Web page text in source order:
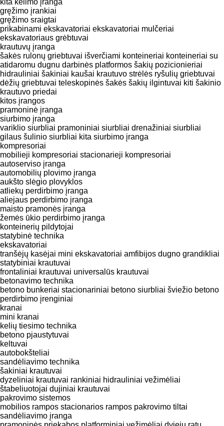
gręžimo įrankiai
gręžimo sraigtai
prikabinami ekskavatoriai ekskavatoriai mulčeriai
ekskavatoriaus grėbtuvai
krautuvų įranga
šakės rulonų griebtuvai išverčiami konteineriai konteineriai su
atidaromu dugnu darbinės platformos šakių pozicionieriai
hidrauliniai šakiniai kaušai krautuvo strėlės ryšulių griebtuvai
dėžių griebtuvai teleskopinės šakės šakių ilgintuvai kiti šakinio
krautuvo priedai
kitos įrangos
pramoninė įranga
siurbimo įranga
variklio siurbliai pramoniniai siurbliai drenažiniai siurbliai
gilaus šulinio siurbliai kita siurbimo įranga
kompresoriai
mobilieji kompresoriai stacionarieji kompresoriai
autoserviso įranga
automobilių plovimo įranga
aukšto slėgio plovyklos
atliekų perdirbimo įranga
aliejaus perdirbimo įranga
maisto pramonės įranga
žemės ūkio perdirbimo įranga
konteinerių pildytojai
statybinė technika
ekskavatoriai
tranšėjų kasėjai mini ekskavatoriai amfibijos dugno grandikliai
statybiniai krautuvai
frontaliniai krautuvai universalūs krautuvai
betonavimo technika
betono bunkeriai stacionariniai betono siurbliai šviežio betono
perdirbimo įrenginiai
kranai
mini kranai
kelių tiesimo technika
betono pjaustytuvai
keltuvai
autobokšteliai
sandėliavimo technika
šakiniai krautuvai
dyzeliniai krautuvai rankiniai hidrauliniai vežimėliai
štabeliuotojai dujiniai krautuvai
pakrovimo sistemos
mobilios rampos stacionarios rampos pakrovimo tiltai
sandėliavimo įranga